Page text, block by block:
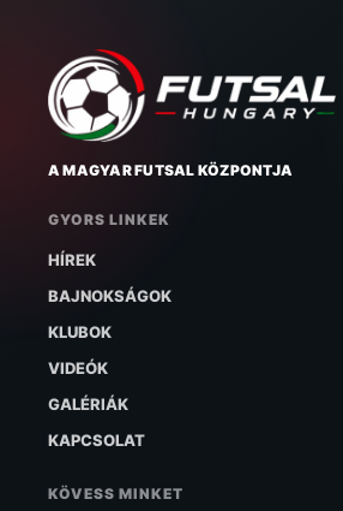
A MAGYAR FUTSAL KÖZPONTJA
GYORS LINKEK
HÍREK
BAJNOKSÁGOK
KLUBOK
VIDEÓK
GALÉRIÁK
KAPCSOLAT
KÖVESS MINKET